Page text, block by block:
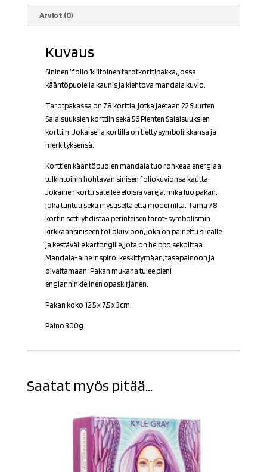
Arviot (0)
Kuvaus
Sininen ”folio”kiiltoinen tarotkorttipakka, jossa
kääntöpuolella kaunis ja kiehtova mandala kuvio.
Tarotpakassa on 78 korttia, jotka jaetaan 22 Suurten
Salaisuuksien korttiin sekä 56 Pienten Salaisuuksien
korttiin. Jokaisella kortilla on tietty symboliikkansa ja
merkityksensä.
Korttien kääntöpuolen mandala tuo rohkeaa energiaa
tulkintoihin hohtavan sinisen foliokuvionsa kautta.
Jokainen kortti säteilee eloisia värejä, mikä luo pakan,
joka tuntuu sekä mystiseltä että modernilta. Tämä 78
kortin setti yhdistää perinteisen tarot-symbolismin
kirkkaansiniseen foliokuvioon, joka on painettu sileälle
ja kestävälle kartongille, jota on helppo sekoittaa.
Mandala-aihe inspiroi keskittymään, tasapainoon ja
oivaltamaan. Pakan mukana tulee pieni
englanninkielinen opaskirjanen.
Pakan koko 12,5 x 7,5 x 3cm.
Paino 300g.
Saatat myös pitää...